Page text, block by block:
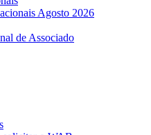
Agosto 2026
de Associado